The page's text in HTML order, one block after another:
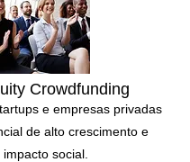
Crowdfunding
e empresas privadas
de alto crescimento e
impacto social.